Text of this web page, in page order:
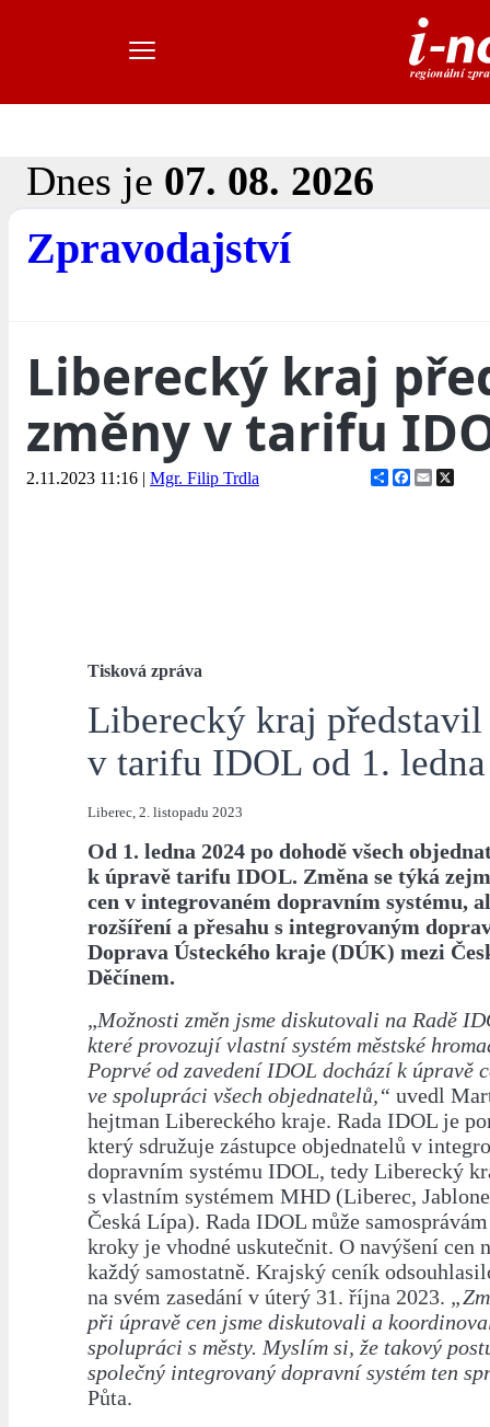
Dnes je 07. 08. 2026
Zpravodajství
Liberecký kraj
změny v tarifu
2.11.2023 11:16 | Mgr. Filip Trdla ShareFacebook
Email
Tisková zpráva
Liberecký kraj představil
v tarifu IDOL od 1.
Liberec, 2. listopadu 2023
Od 1. ledna 2024 po dohodě všech
k úpravě tarifu IDOL. Změna se týká
cen v integrovaném dopravním systému,
rozšíření a přesahu s integrovaným
Doprava Ústeckého kraje (DÚK) mezi
Děčínem.
„Možnosti změn jsme diskutovali na Radě
které provozují vlastní systém městské
Poprvé od zavedení IDOL dochází k úpravě
ve spolupráci všech objednatelů,“ uvedl
hejtman Libereckého kraje. Rada IDOL je
který sdružuje zástupce objednatelů v
dopravním systému IDOL, tedy Liberecký
s vlastním systémem MHD (Liberec,
Česká Lípa). Rada IDOL může
kroky je vhodné uskutečnit. O navýšení cen
každý samostatně. Krajský ceník
na svém zasedání v úterý 31. října 2023.
při úpravě cen jsme diskutovali a
spolupráci s městy. Myslím si, že takový
společný integrovaný dopravní systém ten
Půta.